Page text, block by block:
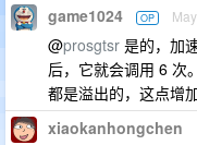
game1024 OP
@prosgtsr 是的，加
后，它就会调用 6 次
都是溢出的，这点增
xiaokanhongchen